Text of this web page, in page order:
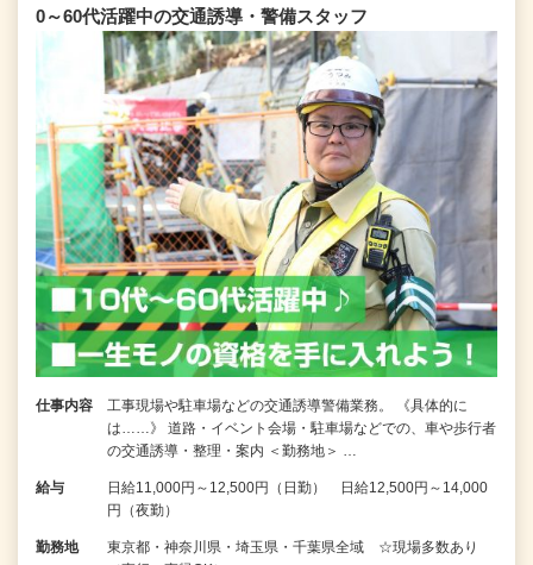
0～60代活躍中の交通誘導・警備スタッフ
仕事内容
工事現場や駐車場などの交通誘導警備業務。 《具体的に
は……》 道路・イベント会場・駐車場などでの、車や歩行者
の交通誘導・整理・案内 ＜勤務地＞ …
給与
日給11,000円～12,500円（日勤） 日給12,500円～14,000
円（夜勤）
勤務地
東京都・神奈川県・埼玉県・千葉県全域 ☆現場多数あり